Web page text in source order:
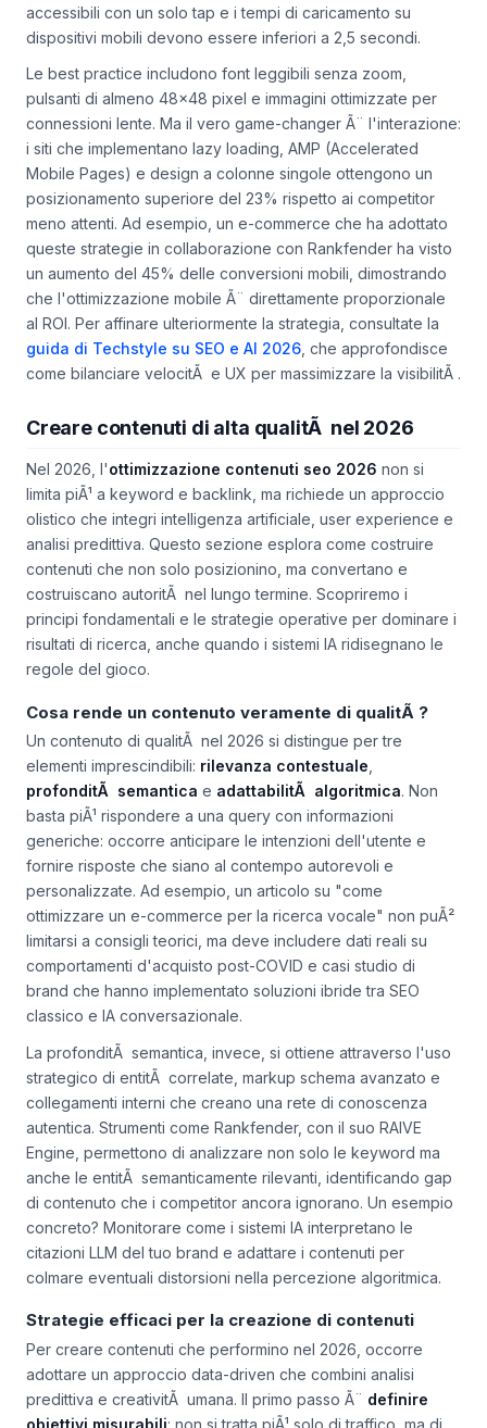
richiede una riorganizzazione completa dell'architettura
dell'informazione, dove i contenuti prioritari devono essere
accessibili con un solo tap e i tempi di caricamento su
dispositivi mobili devono essere inferiori a 2,5 secondi.
Le best practice includono font leggibili senza zoom,
pulsanti di almeno 48x48 pixel e immagini ottimizzate per
connessioni lente. Ma il vero game-changer Ã¨ l'interazione:
i siti che implementano lazy loading, AMP (Accelerated
Mobile Pages) e design a colonne singole ottengono un
posizionamento superiore del 23% rispetto ai competitor
meno attenti. Ad esempio, un e-commerce che ha adottato
queste strategie in collaborazione con Rankfender ha visto
un aumento del 45% delle conversioni mobili, dimostrando
che l'ottimizzazione mobile Ã¨ direttamente proporzionale
al ROI. Per affinare ulteriormente la strategia, consultate la
come bilanciare velocitÃ e UX per massimizzare la visibilitÃ .
Creare contenuti di alta qualitÃ nel 2026
Nel 2026, l' ottimizzazione contenuti seo 2026non si
limita piÃ¹ a keyword e backlink, ma richiede un approccio
olistico che integri intelligenza artificiale, user experience e
analisi predittiva. Questo sezione esplora come costruire
contenuti che non solo posizionino, ma convertano e
costruiscano autoritÃ nel lungo termine. Scopriremo i
principi fondamentali e le strategie operative per dominare i
regole del gioco.
Cosa rende un contenuto veramente di qualitÃ ?
Un contenuto di qualitÃ nel 2026 si distingue per tre
elementi imprescindibili:rilevanza contestuale,
profonditÃ semanticaeadattabilitÃ algoritmica. Non
basta piÃ¹ rispondere a una query con informazioni
generiche: occorre anticipare le intenzioni dell'utente e
fornire risposte che siano al contempo autorevoli e
personalizzate. Ad esempio, un articolo su "come
ottimizzare un e-commerce per la ricerca vocale" non puÃ²
limitarsi a consigli teorici, ma deve includere dati reali su
comportamenti d'acquisto post-COVID e casi studio di
brand che hanno implementato soluzioni ibride tra SEO
classico e IA conversazionale.
La profonditÃ semantica, invece, si ottiene attraverso l'uso
strategico di entitÃ correlate, markup schema avanzato e
collegamenti interni che creano una rete di conoscenza
autentica. Strumenti come Rankfender, con il suo RAIVE
Engine, permettono di analizzare non solo le keyword ma
anche le entitÃ semanticamente rilevanti, identificando gap
di contenuto che i competitor ancora ignorano. Un esempio
concreto? Monitorare come i sistemi IA interpretano le
colmare eventuali distorsioni nella percezione algoritmica.
Strategie efficaci per la creazione di contenuti
Per creare contenuti che performino nel 2026, occorre